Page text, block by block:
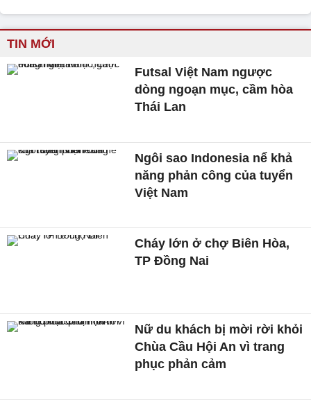
TIN MỚI
Futsal Việt Nam ngược
dòng ngoạn mục, cầm hòa
Thái Lan
Ngôi sao Indonesia nể khả
năng phản công của tuyển
Việt Nam
Cháy lớn ở chợ Biên Hòa,
TP Đồng Nai
Nữ du khách bị mời rời khỏi
Chùa Cầu Hội An vì trang
phục phản cảm